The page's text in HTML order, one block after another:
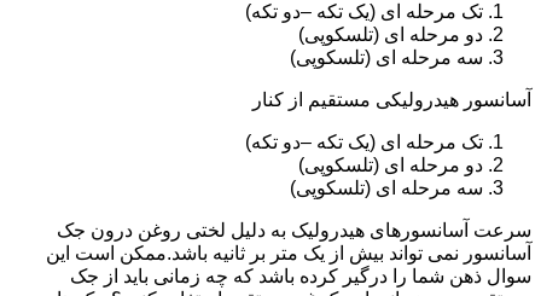
تک مرحله ای (یک تکه –دو تکه)
دو مرحله ای (تلسکوپی)
سه مرحله ای (تلسکوپی)
آسانسور هیدرولیکی مستقیم از کنار
تک مرحله ای (یک تکه –دو تکه)
دو مرحله ای (تلسکوپی)
سه مرحله ای (تلسکوپی)
سرعت آسانسورهای هیدرولیک به دلیل لختی روغن درون جک
آسانسور نمی تواند بیش از یک متر بر ثانیه باشد.ممکن است این
سوال ذهن شما را درگیر کرده باشد که چه زمانی باید از جک